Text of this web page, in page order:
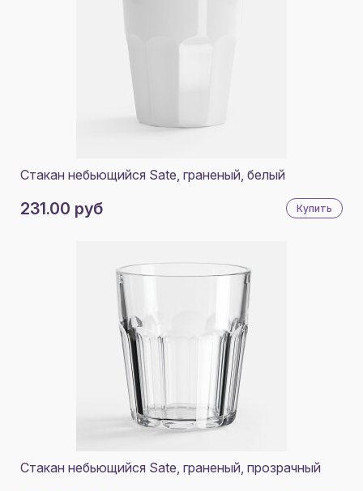
Стакан небьющийся Sate, граненый, белый
231.00 руб Купить
Стакан небьющийся Sate, граненый, прозрачный